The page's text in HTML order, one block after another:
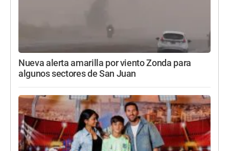
Nueva alerta amarilla por viento Zonda para
algunos sectores de San Juan